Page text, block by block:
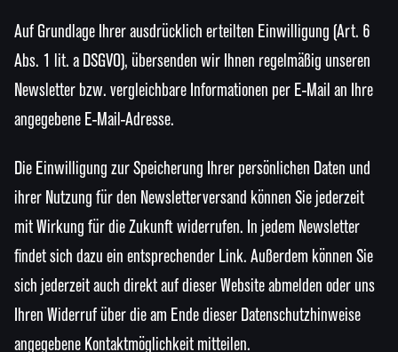
Auf Grundlage Ihrer ausdrücklich erteilten Einwilligung (Art. 6
Abs. 1 lit. a DSGVO), übersenden wir Ihnen regelmäßig unseren
Newsletter bzw. vergleichbare Informationen per E-Mail an Ihre
angegebene E-Mail-Adresse.
Die Einwilligung zur Speicherung Ihrer persönlichen Daten und
ihrer Nutzung für den Newsletterversand können Sie jederzeit
mit Wirkung für die Zukunft widerrufen. In jedem Newsletter
findet sich dazu ein entsprechender Link. Außerdem können Sie
sich jederzeit auch direkt auf dieser Website abmelden oder uns
Ihren Widerruf über die am Ende dieser Datenschutzhinweise
angegebene Kontaktmöglichkeit mitteilen.